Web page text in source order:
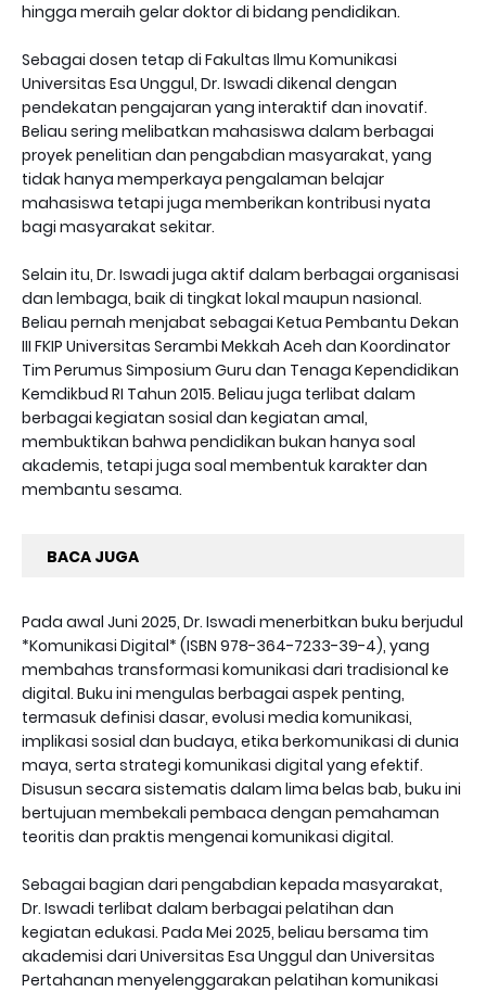
hingga meraih gelar doktor di bidang pendidikan.
Sebagai dosen tetap di Fakultas Ilmu Komunikasi
Universitas Esa Unggul, Dr. Iswadi dikenal dengan
pendekatan pengajaran yang interaktif dan inovatif.
Beliau sering melibatkan mahasiswa dalam berbagai
proyek penelitian dan pengabdian masyarakat, yang
tidak hanya memperkaya pengalaman belajar
mahasiswa tetapi juga memberikan kontribusi nyata
bagi masyarakat sekitar.
Selain itu, Dr. Iswadi juga aktif dalam berbagai organisasi
dan lembaga, baik di tingkat lokal maupun nasional.
Beliau pernah menjabat sebagai Ketua Pembantu Dekan
III FKIP Universitas Serambi Mekkah Aceh dan Koordinator
Tim Perumus Simposium Guru dan Tenaga Kependidikan
Kemdikbud RI Tahun 2015. Beliau juga terlibat dalam
berbagai kegiatan sosial dan kegiatan amal,
membuktikan bahwa pendidikan bukan hanya soal
akademis, tetapi juga soal membentuk karakter dan
membantu sesama.
BACA JUGA
Pada awal Juni 2025, Dr. Iswadi menerbitkan buku berjudul
*Komunikasi Digital* (ISBN 978-364-7233-39-4), yang
membahas transformasi komunikasi dari tradisional ke
digital. Buku ini mengulas berbagai aspek penting,
termasuk definisi dasar, evolusi media komunikasi,
implikasi sosial dan budaya, etika berkomunikasi di dunia
maya, serta strategi komunikasi digital yang efektif.
Disusun secara sistematis dalam lima belas bab, buku ini
bertujuan membekali pembaca dengan pemahaman
teoritis dan praktis mengenai komunikasi digital.
Sebagai bagian dari pengabdian kepada masyarakat,
Dr. Iswadi terlibat dalam berbagai pelatihan dan
kegiatan edukasi. Pada Mei 2025, beliau bersama tim
akademisi dari Universitas Esa Unggul dan Universitas
Pertahanan menyelenggarakan pelatihan komunikasi